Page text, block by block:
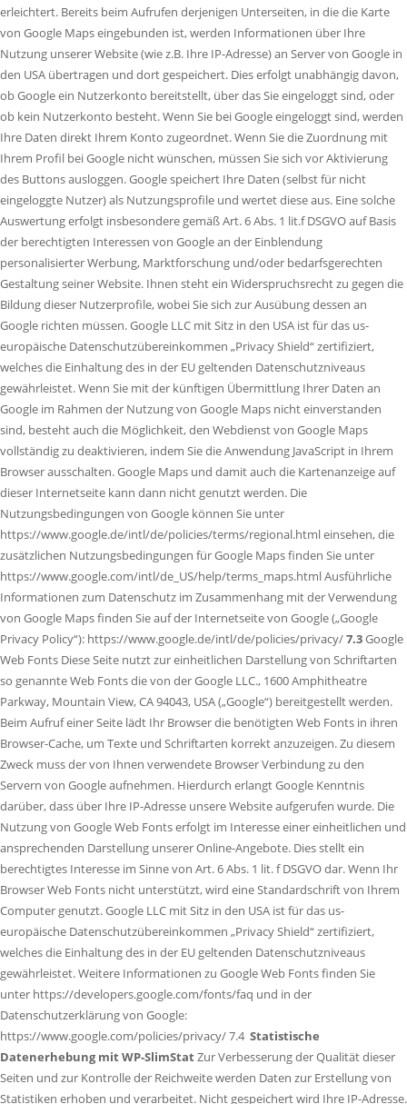
erleichtert. Bereits beim Aufrufen derjenigen Unterseiten, in die die Karte
von Google Maps eingebunden ist, werden Informationen über Ihre
Nutzung unserer Website (wie z.B. Ihre IP-Adresse) an Server von Google in
den USA übertragen und dort gespeichert. Dies erfolgt unabhängig davon,
ob Google ein Nutzerkonto bereitstellt, über das Sie eingeloggt sind, oder
ob kein Nutzerkonto besteht. Wenn Sie bei Google eingeloggt sind, werden
Ihre Daten direkt Ihrem Konto zugeordnet. Wenn Sie die Zuordnung mit
Ihrem Profil bei Google nicht wünschen, müssen Sie sich vor Aktivierung
des Buttons ausloggen. Google speichert Ihre Daten (selbst für nicht
eingeloggte Nutzer) als Nutzungsprofile und wertet diese aus. Eine solche
Auswertung erfolgt insbesondere gemäß Art. 6 Abs. 1 lit.f DSGVO auf Basis
der berechtigten Interessen von Google an der Einblendung
personalisierter Werbung, Marktforschung und/oder bedarfsgerechten
Gestaltung seiner Website. Ihnen steht ein Widerspruchsrecht zu gegen die
Bildung dieser Nutzerprofile, wobei Sie sich zur Ausübung dessen an
Google richten müssen. Google LLC mit Sitz in den USA ist für das us-
europäische Datenschutzübereinkommen „Privacy Shield“ zertifiziert,
welches die Einhaltung des in der EU geltenden Datenschutzniveaus
gewährleistet. Wenn Sie mit der künftigen Übermittlung Ihrer Daten an
Google im Rahmen der Nutzung von Google Maps nicht einverstanden
sind, besteht auch die Möglichkeit, den Webdienst von Google Maps
vollständig zu deaktivieren, indem Sie die Anwendung JavaScript in Ihrem
Browser ausschalten. Google Maps und damit auch die Kartenanzeige auf
dieser Internetseite kann dann nicht genutzt werden. Die
Nutzungsbedingungen von Google können Sie unter
https://www.google.de/intl/de/policies/terms/regional.html einsehen, die
zusätzlichen Nutzungsbedingungen für Google Maps finden Sie unter
https://www.google.com/intl/de_US/help/terms_maps.html Ausführliche
Informationen zum Datenschutz im Zusammenhang mit der Verwendung
von Google Maps finden Sie auf der Internetseite von Google („Google
Privacy Policy“): https://www.google.de/intl/de/policies/privacy/7.3Google
Web Fonts Diese Seite nutzt zur einheitlichen Darstellung von Schriftarten
so genannte Web Fonts die von der Google LLC., 1600 Amphitheatre
Parkway, Mountain View, CA 94043, USA („Google“) bereitgestellt werden.
Beim Aufruf einer Seite lädt Ihr Browser die benötigten Web Fonts in ihren
Browser-Cache, um Texte und Schriftarten korrekt anzuzeigen. Zu diesem
Zweck muss der von Ihnen verwendete Browser Verbindung zu den
Servern von Google aufnehmen. Hierdurch erlangt Google Kenntnis
darüber, dass über Ihre IP-Adresse unsere Website aufgerufen wurde. Die
Nutzung von Google Web Fonts erfolgt im Interesse einer einheitlichen und
ansprechenden Darstellung unserer Online-Angebote. Dies stellt ein
berechtigtes Interesse im Sinne von Art. 6 Abs. 1 lit. f DSGVO dar. Wenn Ihr
Browser Web Fonts nicht unterstützt, wird eine Standardschrift von Ihrem
Computer genutzt. Google LLC mit Sitz in den USA ist für das us-
europäische Datenschutzübereinkommen „Privacy Shield“ zertifiziert,
welches die Einhaltung des in der EU geltenden Datenschutzniveaus
gewährleistet. Weitere Informationen zu Google Web Fonts finden Sie
unter https://developers.google.com/fonts/faq und in der
Datenschutzerklärung von Google:
https://www.google.com/policies/privacy/ 7.4 Statistische
Datenerhebung mit WP-SlimStatZur Verbesserung der Qualität dieser
Seiten und zur Kontrolle der Reichweite werden Daten zur Erstellung von
Statistiken erhoben und verarbeitet. Nicht gespeichert wird Ihre IP-Adresse.